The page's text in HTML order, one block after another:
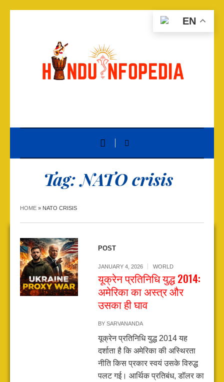
Tag:NATO crisis
HOME » NATO CRISIS
POST
JANUARY 4, 2026 WORLD
यूक्रेन प्रतिनिधि युद्ध 2014:
अमेरिका का अस्त्र और
उसका ही घाव
BY SARVANANDA
यूक्रेन प्रतिनिधि युद्ध 2014 यह
दर्शाता है कि अमेरिका की अस्थिरता
नीति किस प्रकार स्वयं उसके विरुद्ध
पलट गई। आर्थिक प्रतिबंध, डॉलर का
EN